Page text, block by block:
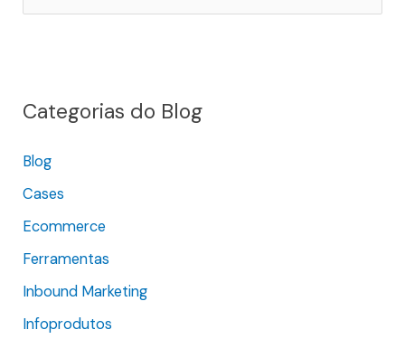
u
s
a
r
p
o
Categorias do Blog
Blog
Cases
Ecommerce
Ferramentas
Inbound Marketing
Infoprodutos